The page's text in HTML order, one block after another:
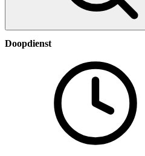
Doopdienst